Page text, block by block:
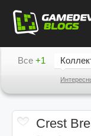
Все +1
Crest